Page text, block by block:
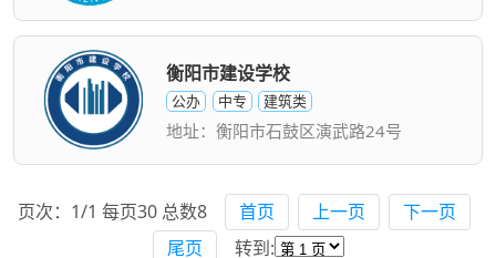
衡阳市建设学校
公办 中专 建筑类
地址：衡阳市石鼓区演武路24号
页次：1/1 每页30 总数8 首页 上一页
下一页
尾页
转到: